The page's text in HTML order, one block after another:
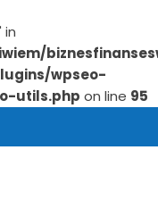
in
wpseo-
utils.php on line 95